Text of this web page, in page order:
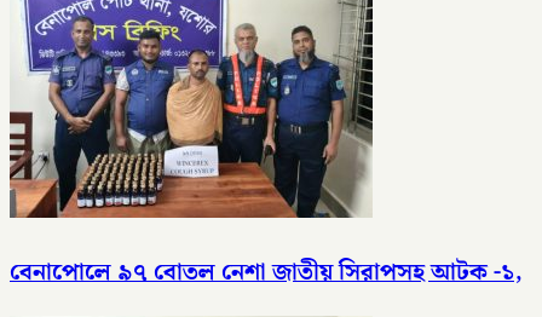
বেনাপোলে ৯৭ বোতল নেশা জাতীয় সিরাপসহ আটক -১,